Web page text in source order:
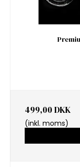
499,00 DKK
(inkl. moms)